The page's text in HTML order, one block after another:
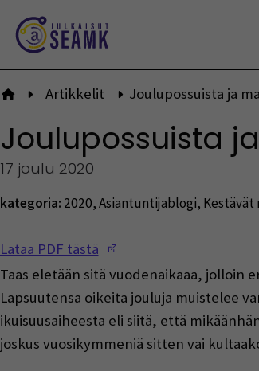
Etusivulle
Artikkelit Joulupossuista ja
Joulupossuista
17 joulu 2020
kategoria: 2020,Asiantuntijablogi,
Lataa PDF tästä
Taas eletään sitä vuodenaikaaa,
Lapsuutensa oikeita jouluja muistelee
ikuisuusaiheesta eli siitä, että
joskus vuosikymmeniä sitten vai